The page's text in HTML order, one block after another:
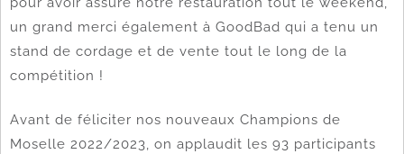
un grand merci également à GoodBad qui a tenu un
stand de cordage et de vente tout le long de la
compétition !
Avant de féliciter nos nouveaux Champions de
Moselle 2022/2023, on applaudit les 93 participants